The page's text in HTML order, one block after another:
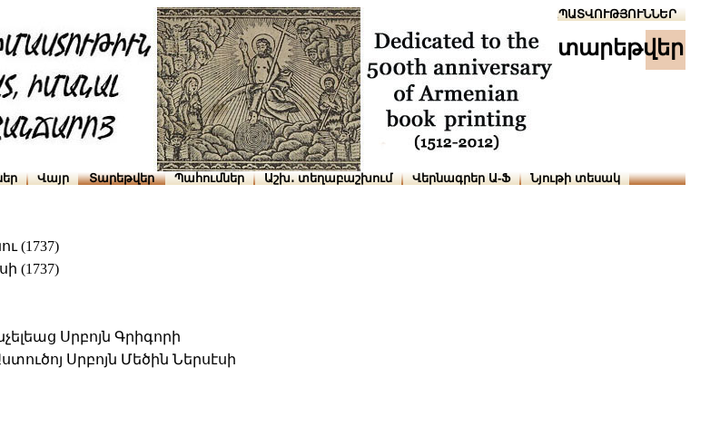
ՆԱԽԱՊԱՏՎՈՒԹՅՈՒՆՆԵՐ
տարեթվեր
Վայր Տարեթվեր Պահումներ Աշխ․ տեղաբաշխում Վերնագրեր Ա-Ֆ Նյութի տեսակ
(1737)
(1737)
Սրբոյն Գրիգորի
Սրբոյն Մեծին Ներսէսի